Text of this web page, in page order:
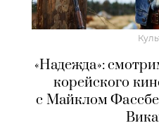
«Надежда»:
корейского
с Майклом